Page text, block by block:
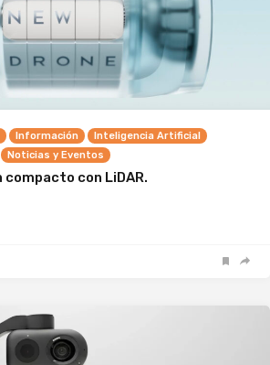
Información
Inteligencia Artificial
Noticias y Eventos
compacto con LiDAR.